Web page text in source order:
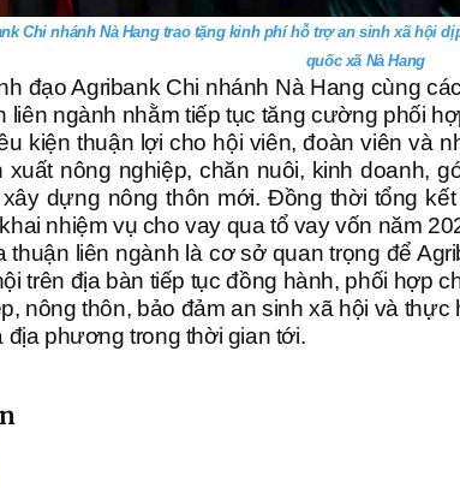
Chi nhánh Nà Hang trao tặng kinh phí hỗ trợ an sinh xã hội
quốc xã Nà Hang
đạo Agribank Chi nhánh Nà Hang cùng
liên ngành nhằm tiếp tục tăng cường phối
kiện thuận lợi cho hội viên, đoàn viên và
xuất nông nghiệp, chăn nuôi, kinh doanh,
dựng nông thôn mới. Đồng thời tổng
nhiệm vụ cho vay qua tổ vay vốn năm
thuận liên ngành là cơ sở quan trọng để
trên địa bàn tiếp tục đồng hành, phối hợp
nông thôn, bảo đảm an sinh xã hội và
địa phương trong thời gian tới.